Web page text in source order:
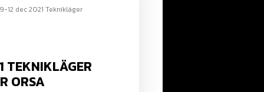
12 dec 2021 Teknikläger
TEKNIKLÄGER
ORSA